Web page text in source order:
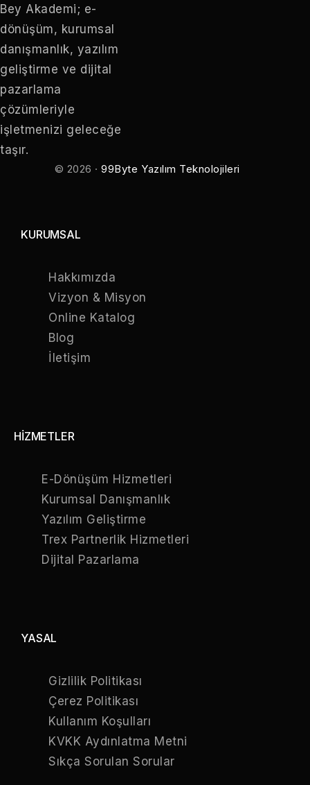
Bey Akademi; e-
dönüşüm, kurumsal
danışmanlık, yazılım
geliştirme ve dijital
pazarlama
çözümleriyle
işletmenizi geleceğe
taşır.
© 2026 ·99Byte Yazılım Teknolojileri
KURUMSAL
Hakkımızda
Vizyon & Misyon
Online Katalog
Blog
İletişim
HİZMETLER
E-Dönüşüm Hizmetleri
Kurumsal Danışmanlık
Yazılım Geliştirme
Trex Partnerlik Hizmetleri
Dijital Pazarlama
YASAL
Gizlilik Politikası
Çerez Politikası
Kullanım Koşulları
KVKK Aydınlatma Metni
Sıkça Sorulan Sorular